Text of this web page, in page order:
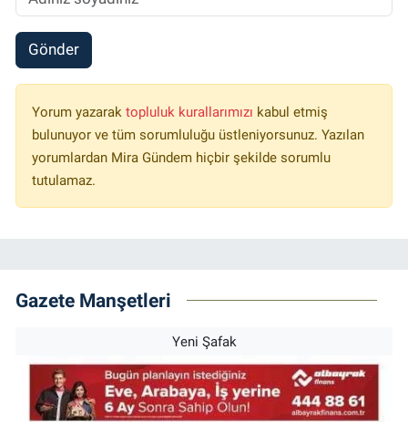
Gönder
Yorum yazarak topluluk kurallarımızı kabul etmiş
bulunuyor ve tüm sorumluluğu üstleniyorsunuz. Yazılan
yorumlardan Mira Gündem hiçbir şekilde sorumlu
tutulamaz.
Gazete Manşetleri
Yeni Şafak